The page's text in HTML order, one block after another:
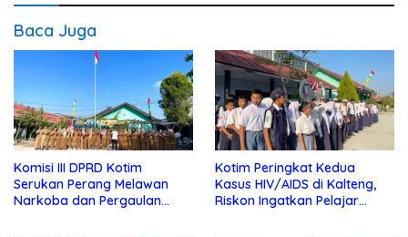
Baca Juga
Komisi III DPRD Kotim
Serukan Perang Melawan
Narkoba dan Pergaulan
Kotim Peringkat Kedua
Kasus HIV/AIDS di Kalteng,
Riskon Ingatkan Pelajar